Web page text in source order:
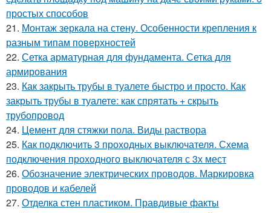
простых способов
21. Монтаж зеркала на стену. Особенности крепления к
разным типам поверхностей
22. Сетка арматурная для фундамента. Сетка для
армирования
23. Как закрыть трубы в туалете быстро и просто. Как
закрыть трубы в туалете: как спрятать + скрыть
трубопровод
24. Цемент для стяжки пола. Виды раствора
25. Как подключить 3 проходных выключателя. Схема
подключения проходного выключателя с 3х мест
26. Обозначение электрических проводов. Маркировка
проводов и кабелей
27. Отделка стен пластиком. Правдивые факты